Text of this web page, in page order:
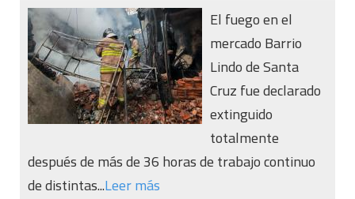
El fuego en el
mercado Barrio
Lindo de Santa
Cruz fue declarado
extinguido
totalmente
después de más de 36 horas de trabajo continuo
de distintas...Leer más